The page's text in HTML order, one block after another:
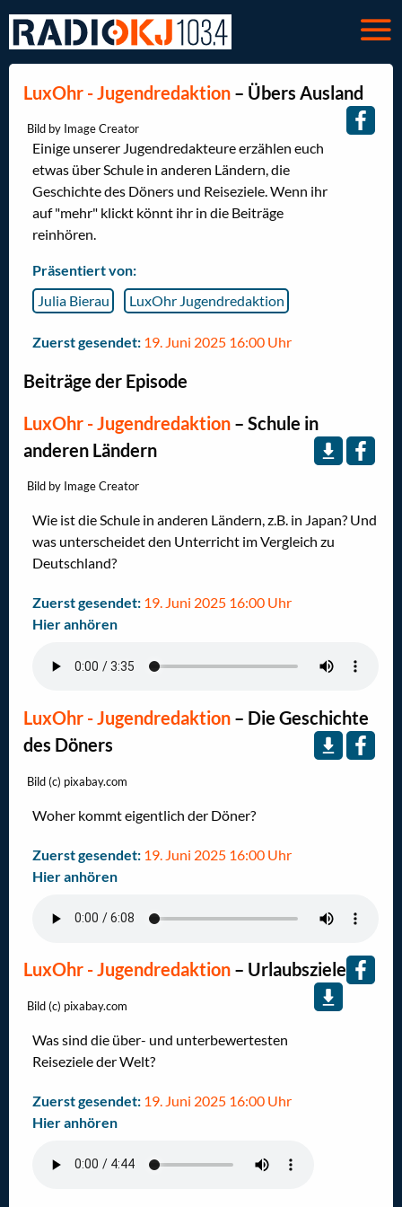
LuxOhr - Jugendredaktion – Übers Ausland
Bild by Image Creator
Einige unserer Jugendredakteure erzählen euch
etwas über Schule in anderen Ländern, die
Geschichte des Döners und Reiseziele. Wenn ihr
auf "mehr" klickt könnt ihr in die Beiträge
reinhören.
Präsentiert von:
Julia Bierau
LuxOhr Jugendredaktion
Zuerst gesendet: 19. Juni 2025 16:00 Uhr
Beiträge der Episode
LuxOhr - Jugendredaktion – Schule in
anderen Ländern
Bild by Image Creator
Wie ist die Schule in anderen Ländern, z.B. in Japan? Und
was unterscheidet den Unterricht im Vergleich zu
Deutschland?
Zuerst gesendet: 19. Juni 2025 16:00 Uhr
Hier anhören
LuxOhr - Jugendredaktion – Die Geschichte
des Döners
Bild (c) pixabay.com
Woher kommt eigentlich der Döner?
Zuerst gesendet: 19. Juni 2025 16:00 Uhr
Hier anhören
LuxOhr - Jugendredaktion – Urlaubsziele
Bild (c) pixabay.com
Was sind die über- und unterbewertesten
Reiseziele der Welt?
Zuerst gesendet: 19. Juni 2025 16:00 Uhr
Hier anhören